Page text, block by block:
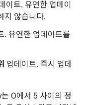
이트. 유연한 업데이
지 않습니다.
. 유연한 업데이트를
업데이트. 즉시 업데
0에서 5 사이의 정